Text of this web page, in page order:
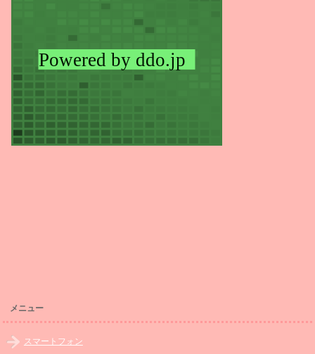
メニュー
スマートフォン